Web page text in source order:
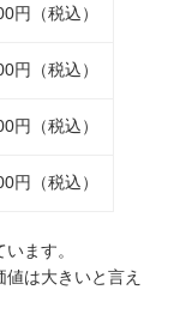
円（税込）
円（税込）
円（税込）
円（税込）
ます。
は大きいと言え